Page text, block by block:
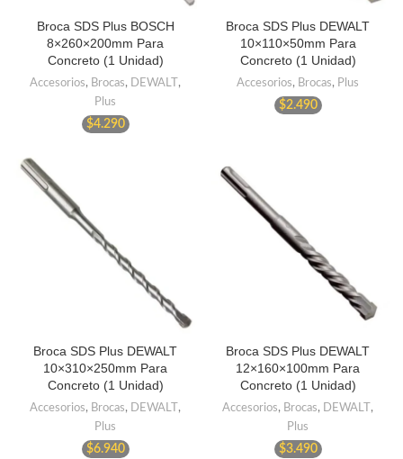
Broca SDS Plus BOSCH
8×260×200mm Para
Concreto (1 Unidad)
Accesorios, Brocas, DEWALT ,
Plus
$4.290
Broca SDS Plus DEWALT
10×110×50mm Para
Concreto (1 Unidad)
Accesorios, Brocas, Plus
$2.490
Broca SDS Plus DEWALT
10×310×250mm Para
Concreto (1 Unidad)
Accesorios, Brocas, DEWALT ,
Plus
$6.940
Broca SDS Plus DEWALT
12×160×100mm Para
Concreto (1 Unidad)
Accesorios, Brocas, DEWALT ,
Plus
$3.490